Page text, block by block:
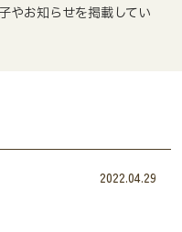
やお知らせを掲載してい
2022.04.29